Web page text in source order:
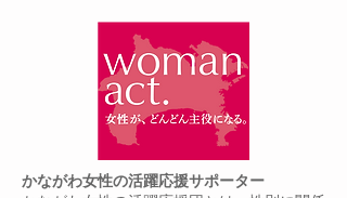
かながわ女性の活躍応援サポーター